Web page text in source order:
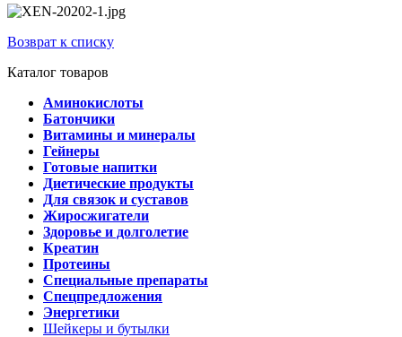
Возврат к списку
Каталог товаров
Аминокислоты
Батончики
Витамины и минералы
Гейнеры
Готовые напитки
Диетические продукты
Для связок и суставов
Жиросжигатели
Здоровье и долголетие
Креатин
Протеины
Специальные препараты
Спецпредложения
Энергетики
Шейкеры и бутылки